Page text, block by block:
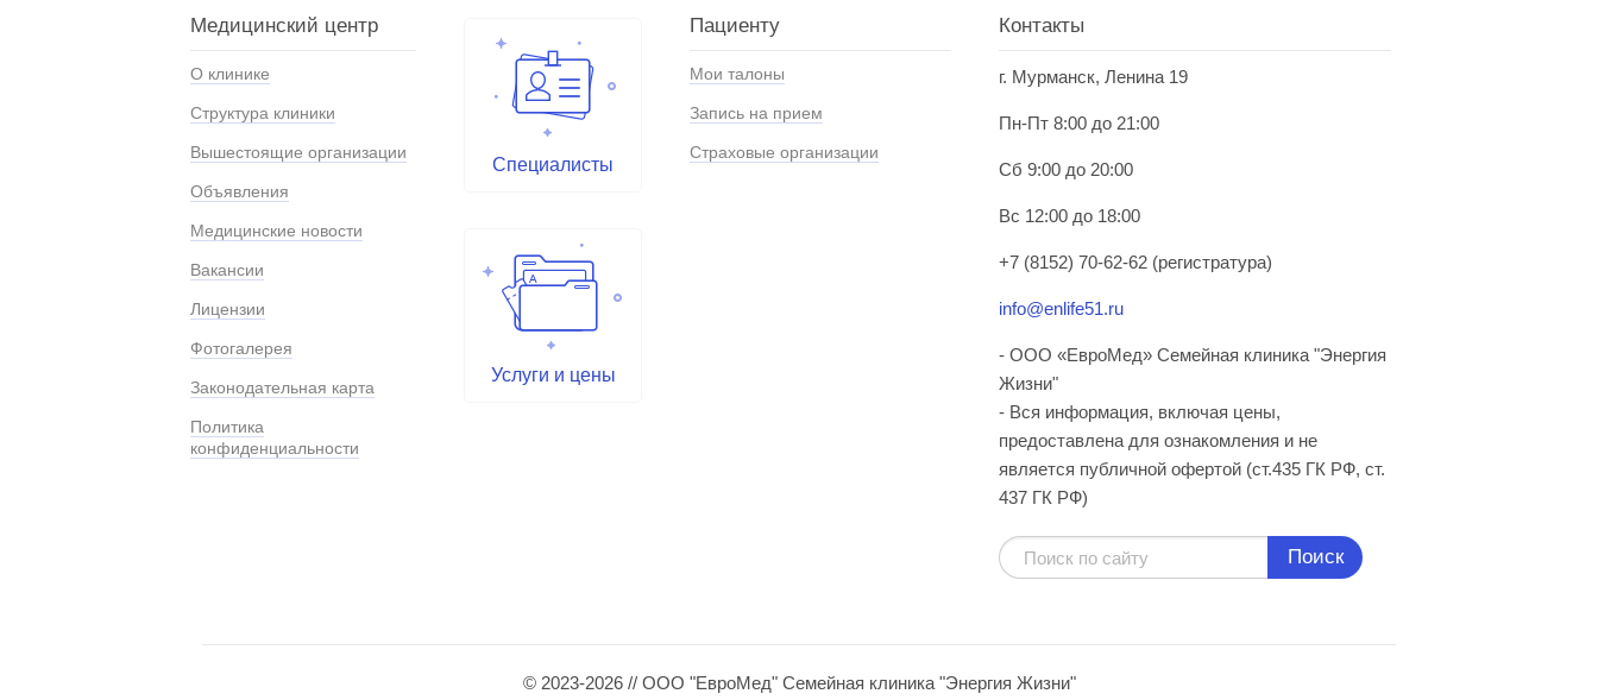
Медицинский центр
О клинике
Структура клиники
Вышестоящие организации
Объявления
Медицинские новости
Вакансии
Лицензии
Фотогалерея
Законодательная карта
Политика
конфиденциальности
Специалисты
Услуги и цены
Пациенту
Мои талоны
Запись на прием
Страховые организации
Контакты
г. Мурманск, Ленина 19
Пн-Пт 8:00 до 21:00
Сб 9:00 до 20:00
Вс 12:00 до 18:00
+7 (8152) 70-62-62 (регистратура)
info@enlife51.ru
- ООО «ЕвроМед» Семейная клиника "Энергия
Жизни"
- Вся информация, включая цены,
предоставлена для ознакомления и не
является публичной офертой (ст.435 ГК РФ, cт.
437 ГК РФ)
Поиск
© 2023-2026 // ООО "ЕвроМед" Семейная клиника "Энергия Жизни"